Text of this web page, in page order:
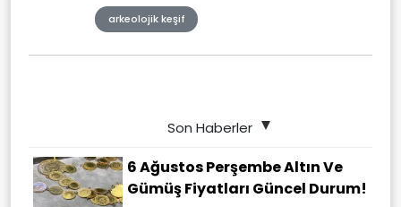
arkeolojik keşif
Son Haberler
6 Ağustos Perşembe Altın Ve
Gümüş Fiyatları Güncel Durum!